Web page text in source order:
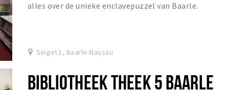
alles over de unieke enclavepuzzel van Baarle.
Singel 1, Baarle-Nassau
BIBLIOTHEEK THEEK 5 BAARLE